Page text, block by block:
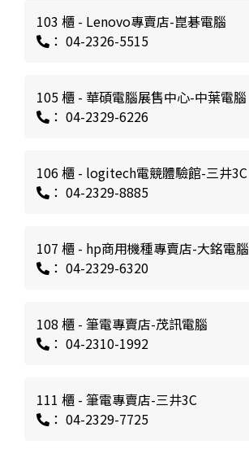
103 櫃 - Lenovo專賣店-崑碁電腦
： 04-2326-5515
105 櫃 - 華碩電腦展售中心-中葉電腦
： 04-2329-6226
106 櫃 - logitech電競體驗館-三井3C
： 04-2329-8885
107 櫃 - hp商用機種專賣店-大銘電腦
： 04-2329-6320
108 櫃 - 筆電專賣店-茂訊電腦
： 04-2310-1992
111 櫃 - 筆電專賣店-三井3C
： 04-2329-7725